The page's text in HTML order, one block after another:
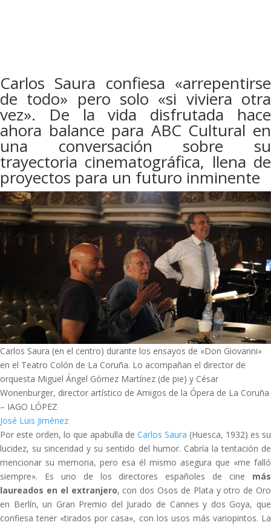
Carlos Saura confiesa «arrepentirse
de todo» pero solo «si viviera otra
vez». De la vida disfrutada hace
ahora balance para ABC Cultural en
una conversación sobre su
trayectoria cinematográfica, llena de
proyectos para un futuro inminente
Carlos Saura (en el centro) durante los ensayos de «Don Giovanni»
en el Teatro Colón de La Coruña. Lo acompañan el director de
orquesta Miguel Ángel Gómez Martínez (de pie) y César
Wonenburger, director artístico de Amigos de la Ópera de La Coruña
– IAGO LÓPEZ
José Luis Jiménez
Por este orden, lo que apabulla de Carlos Saura (Huesca, 1932) es su
lucidez, su sinceridad y su sentido del humor. Cabría la tentación de
mencionar su memoria, pero esa él mismo asegura que «me falló
siempre». Es uno de los directores españoles de cine más
laureados en el extranjero, con dos Osos de Plata y otro de Oro
en Berlín, un Gran Premio del Jurado de Cannes y dos Goya, que
confiesa tener «tirados por casa», con los usos más variopintos. La